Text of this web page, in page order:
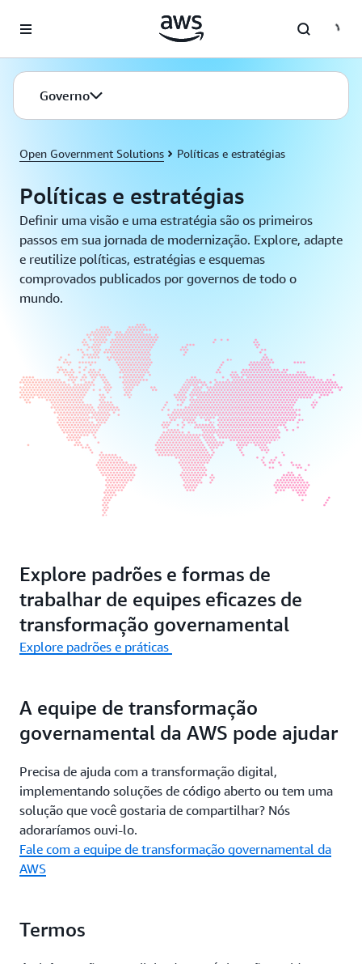
Pular para o conteúdo principal
Governo
Open Government Solutions Políticas e estratégias
Políticas e estratégias
Definir uma visão e uma estratégia são os primeiros
passos em sua jornada de modernização. Explore, adapte
e reutilize políticas, estratégias e esquemas
comprovados publicados por governos de todo o
mundo.
Explore padrões e formas de
trabalhar de equipes eficazes de
transformação governamental
Explore padrões e práticas
A equipe de transformação
governamental da AWS pode ajudar
Precisa de ajuda com a transformação digital,
implementando soluções de código aberto ou tem uma
solução que você gostaria de compartilhar? Nós
adoraríamos ouvi-lo.
Fale com a equipe de transformação governamental da
AWS
Termos